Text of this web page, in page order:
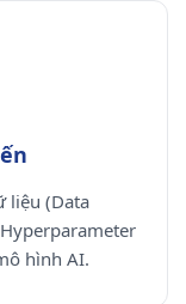
liệu (Data
hình AI.